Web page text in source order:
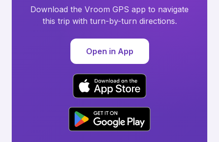
Download the Vroom GPS app to navigate
this trip with turn-by-turn directions.
Open in App